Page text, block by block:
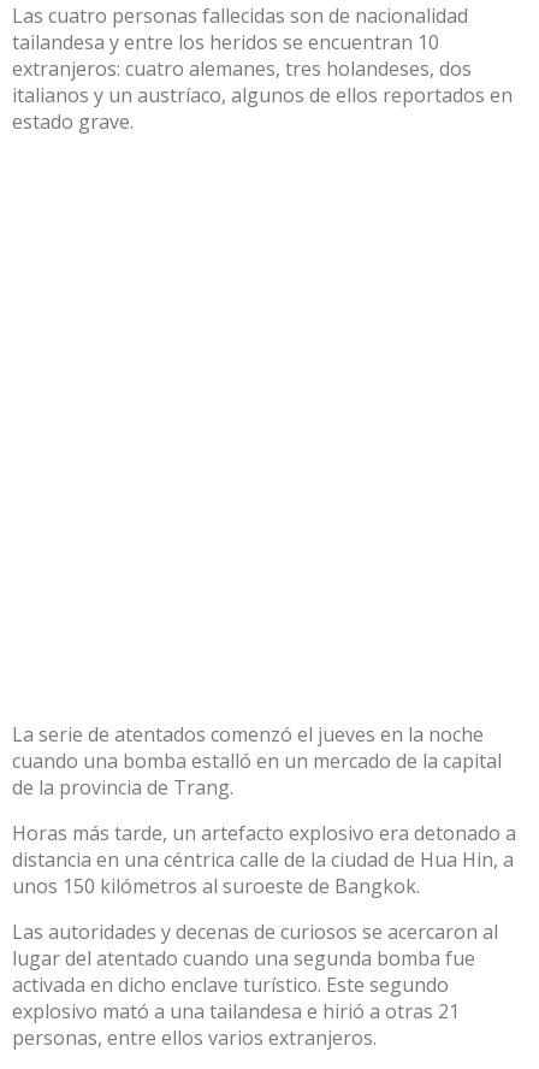
Las cuatro personas fallecidas son de nacionalidad
tailandesa y entre los heridos se encuentran 10
extranjeros: cuatro alemanes, tres holandeses, dos
italianos y un austríaco, algunos de ellos reportados en
estado grave.
La serie de atentados comenzó el jueves en la noche
cuando una bomba estalló en un mercado de la capital
de la provincia de Trang.
Horas más tarde, un artefacto explosivo era detonado a
distancia en una céntrica calle de la ciudad de Hua Hin, a
unos 150 kilómetros al suroeste de Bangkok.
Las autoridades y decenas de curiosos se acercaron al
lugar del atentado cuando una segunda bomba fue
activada en dicho enclave turístico. Este segundo
explosivo mató a una tailandesa e hirió a otras 21
personas, entre ellos varios extranjeros.